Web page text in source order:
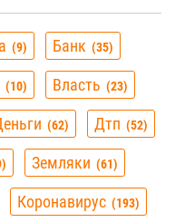
9 Банк 35
10 Власть 23
62 Дтп 52
Земляки 61
Коронавирус 193